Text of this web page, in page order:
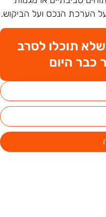
הערכת הנכס ועל הביקוש.
תוכלו לסרב
כבר היום